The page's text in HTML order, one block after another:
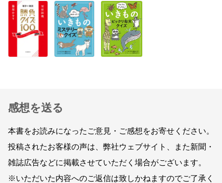
感想を送る
本書をお読みになったご意見・ご感想をお寄せください。
投稿されたお客様の声は、弊社ウェブサイト、また新聞・
雑誌広告などに掲載させていただく場合がございます。
※いただいた内容へのご返信は致しかねますのでご了承く